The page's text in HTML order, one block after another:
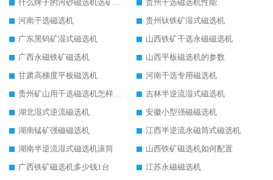
什么牌子的河砂磁选机选矿效果好
贵州干选磁选机性能
河南干选磁选机
贵州钛铁矿湿式磁选机
广东黑钨矿湿式磁选机
山西铁矿干选永磁磁选机
广西永磁铁矿磁选机
山西平板磁选机的参数
甘肃高梯度平板磁选机
河南干选专用磁选机
贵州矿山用干选磁选机怎样调磁
吉林半逆流湿式磁选机
湖北湿式逆流磁选机
安徽小型强磁磁选机
湖南锰矿强磁磁选机
江西半逆流永磁筒式磁选机
湖南半逆流湿式磁选机滚筒
山西铁矿磁选机如何配置
广西铁矿磁选机多少钱1台
江苏永磁磁选机